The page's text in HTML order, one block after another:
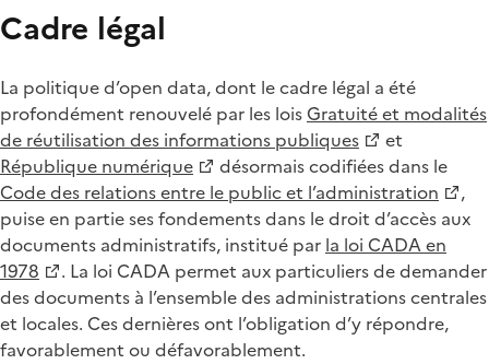
Cadre légal
La politique d’open data, dont le cadre légal a été
profondément renouvelé par les loisGratuité et modalités
de réutilisation des informations publiques
et
République numérique
désormais codifiées dans le
Code des relations entre le public et l’administration
,
puise en partie ses fondements dans le droit d’accès aux
documents administratifs, institué par la loi CADA en
1978
. La loi CADA permet aux particuliers de demander
des documents à l’ensemble des administrations centrales
et locales. Ces dernières ont l’obligation d’y répondre,
favorablement ou défavorablement.